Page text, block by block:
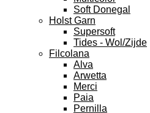
Soft Donegal
Holst Garn
Supersoft
Tides - Wol/Zijde
Filcolana
Alva
Arwetta
Merci
Paia
Pernilla